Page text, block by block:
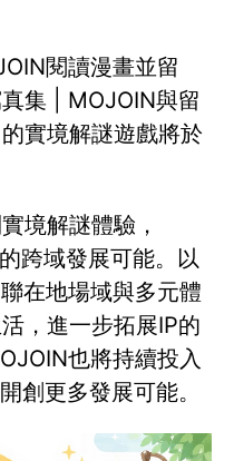
閱讀漫畫並留
集 | MOJOIN與留
實境解謎遊戲將於
境解謎體驗，
跨域發展可能。以
在地場域與多元體
，進一步拓展IP的
也將持續投入
創更多發展可能。